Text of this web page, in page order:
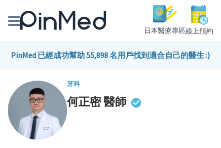
日本醫療專區線上預約
線上預約醫師、院所
醫師專欄專訪
健康主題館
PinMed 已經成功幫助 55,898 名用戶找到適合自己的醫生 :)
牙科
何正密醫師